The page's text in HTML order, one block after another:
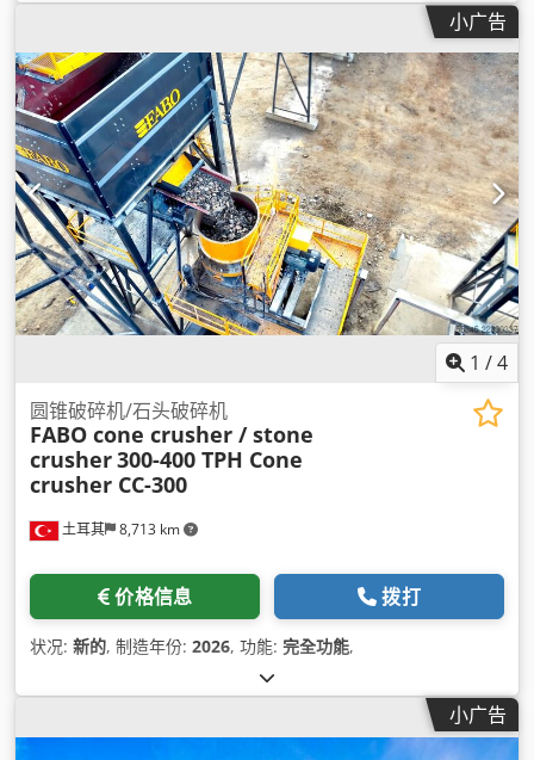
小广告
1 /4
土耳其 8,713 km
圆锥破碎机/石头破碎机
FABO cone crusher / stone
crusher300-400 TPH Cone
crusher CC-300
价格信息 拨打
状况: 新的, 制造年份: 2026, 功能: 完全功能,
小广告